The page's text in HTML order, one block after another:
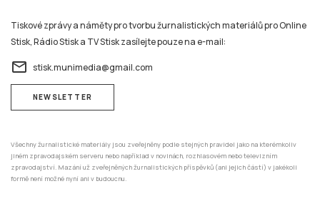
Tiskové zprávy a náměty pro tvorbu žurnalistických materiálů pro Online
Stisk, Rádio Stisk a TV Stisk zasílejte pouze na e-mail:
email stisk.munimedia@gmail.com
NEWSLETTER
Všechny žurnalistické materiály jsou zveřejněny podle stejných pravidel jako na kterémkoliv
jiném zpravodajském serveru nebo například v novinách, rozhlasovém nebo televizním
zpravodajství. Mazání už zveřejněných žurnalistických příspěvků (ani jejich částí) v jakékoli
formě není možné nyní ani v budoucnu.